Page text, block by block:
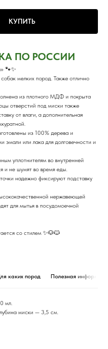
КУПИТЬ
ПО РОССИИ
🐾✨
мелких пород. Также отлично
из плотного МДФ и покрыта
отверстий под миски также
от влаги, а дополнительная
из 100% дерева и
эмали или лака для долговечности и
уплотнителям во внутренней
и не шумят во время еды.
надежно фиксируют подставку
нержавеющей
для мытья в посудомоечной
со стилем ✨🐶🐱
каких пород Полезная
мл.
миски — 3,5 см.